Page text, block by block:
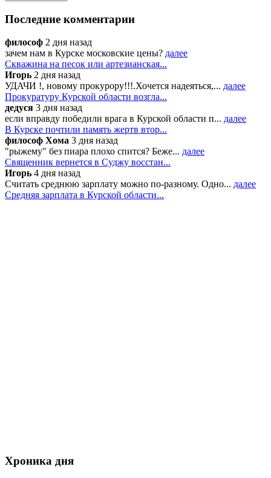
Последние комментарии
философ 2 дня назад
зачем нам в Курске московские цены? далее
Скважина на песок или артезианская...
Игорь 2 дня назад
УДАЧИ !, новому прокурору!!!.Хочется надеяться,... далее
Прокуратуру Курской области возгла...
дедуся 3 дня назад
если вправду победили врага в Курской области п... далее
В Курске почтили память жертв втор...
философ Хома 3 дня назад
"рыжему" без пиара плохо спится? Беже... далее
Священник вернется в Суджу восстан...
Игорь 4 дня назад
Считать среднюю зарплату можно по-разному. Одно... далее
Средняя зарплата в Курской области...
Хроника дня